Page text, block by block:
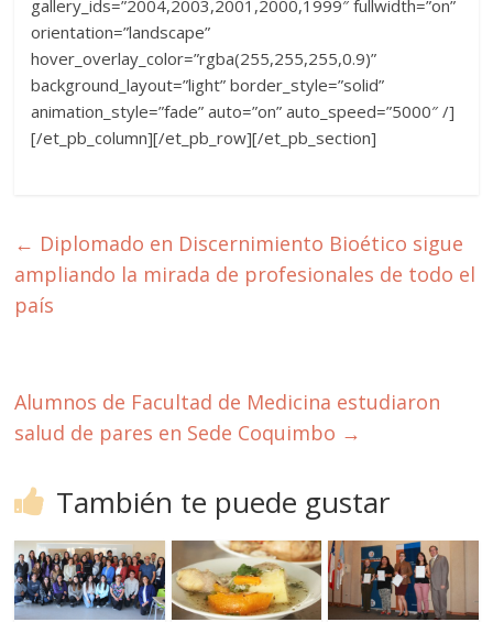
gallery_ids=”2004,2003,2001,2000,1999″ fullwidth=”on”
orientation=”landscape”
hover_overlay_color=”rgba(255,255,255,0.9)”
background_layout=”light” border_style=”solid”
animation_style=”fade” auto=”on” auto_speed=”5000″ /]
[/et_pb_column][/et_pb_row][/et_pb_section]
← Diplomado en Discernimiento Bioético sigue
ampliando la mirada de profesionales de todo el
país
Alumnos de Facultad de Medicina estudiaron
salud de pares en Sede Coquimbo →
También te puede gustar